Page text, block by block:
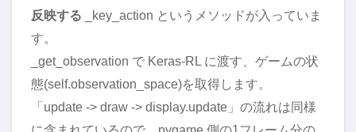
反映する _key_action というメソッドが入っていま
す。
_get_observation で Keras-RL に渡す、ゲームの状
態(self.observation_space)を取得します。
「update -> draw -> display.update」の流れは同様